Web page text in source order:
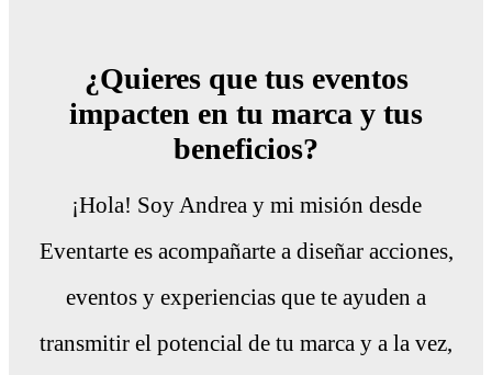
¿Quieres que tus eventos
impacten en tu marca y tus
beneficios?
¡Hola! Soy Andrea y mi misión desde
Eventarte es acompañarte a diseñar acciones,
eventos y experiencias que te ayuden a
transmitir el potencial de tu marca y a la vez,